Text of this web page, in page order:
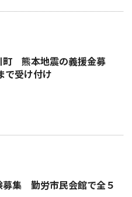
町 熊本地震の義援金募
受け付け
募集 勤労市民会館で全５